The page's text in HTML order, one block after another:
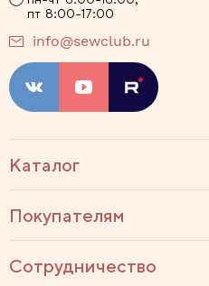
Каталог
Покупателям
Сотрудничество
пт 8:00-17:00
info@sewclub.ru